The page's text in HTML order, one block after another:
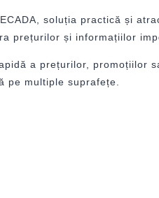
soluția practică și
prețurilor și informațiilor
a prețurilor, promoțiilor
pe multiple suprafețe.